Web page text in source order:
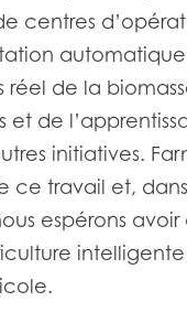
centres
de la
et de
initiatives.
ce travail et,
espérons